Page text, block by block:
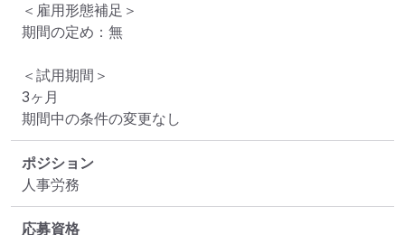
＜雇用形態補足＞
期間の定め：無
＜試用期間＞
3ヶ月
期間中の条件の変更なし
ポジション
人事労務
応募資格